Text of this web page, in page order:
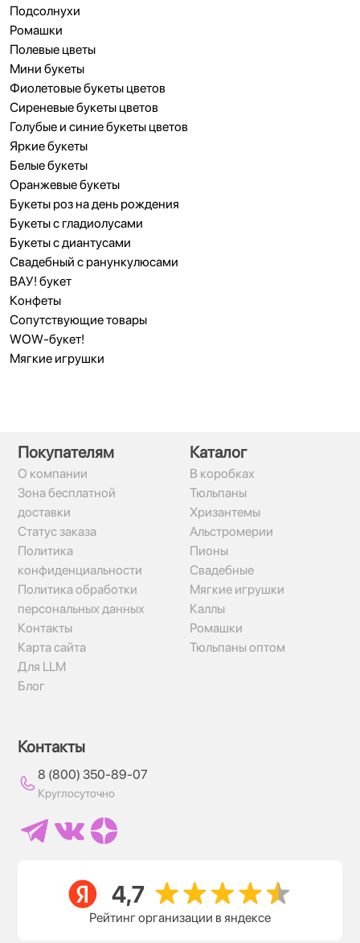
Подсолнухи
Ромашки
Полевые цветы
Мини букеты
Фиолетовые букеты цветов
Сиреневые букеты цветов
Голубые и синие букеты цветов
Яркие букеты
Белые букеты
Оранжевые букеты
Букеты роз на день рождения
Букеты с гладиолусами
Букеты с диантусами
Свадебный с ранункулюсами
ВАУ! букет
Конфеты
Сопутствующие товары
WOW-букет!
Мягкие игрушки
Покупателям
О компании
Зона бесплатной
доставки
Статус заказа
Политика
конфиденциальности
Политика обработки
персональных данных
Контакты
Карта сайта
Для LLM
Блог
Каталог
В коробках
Тюльпаны
Хризантемы
Альстромерии
Пионы
Свадебные
Мягкие игрушки
Каллы
Ромашки
Тюльпаны оптом
Контакты
8 (800) 350-89-07
Круглосуточно
Рейтинг организации в яндексе